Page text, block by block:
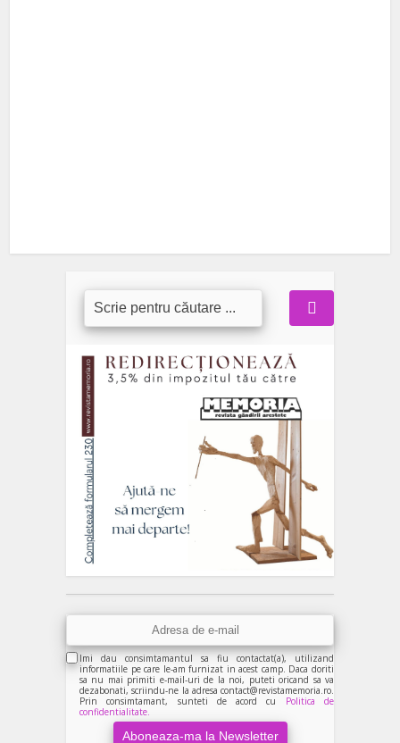
Imi dau consimtamantul sa fiu contactat(a), utilizand
informatiile pe care le-am furnizat in acest camp. Daca doriti
sa nu mai primiti e-mail-uri de la noi, puteti oricand sa va
dezabonati, scriindu-ne la adresa contact@revistamemoria.ro.
Prin consimtamant, sunteti de acord cu Politica de
confidentialitate.